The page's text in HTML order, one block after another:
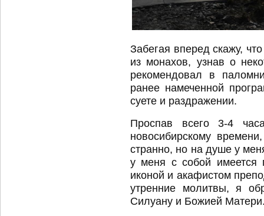
Забегая вперед скажу,
из монахов, узнав о
рекомендовал в
ранее намеченной
суете и раздражении.
Проспав всего 3-4
новосибирскому
странно, но на душе у
у меня с собой имеется
иконой и акафистом
утренние молитвы, я
Силуану и Божией